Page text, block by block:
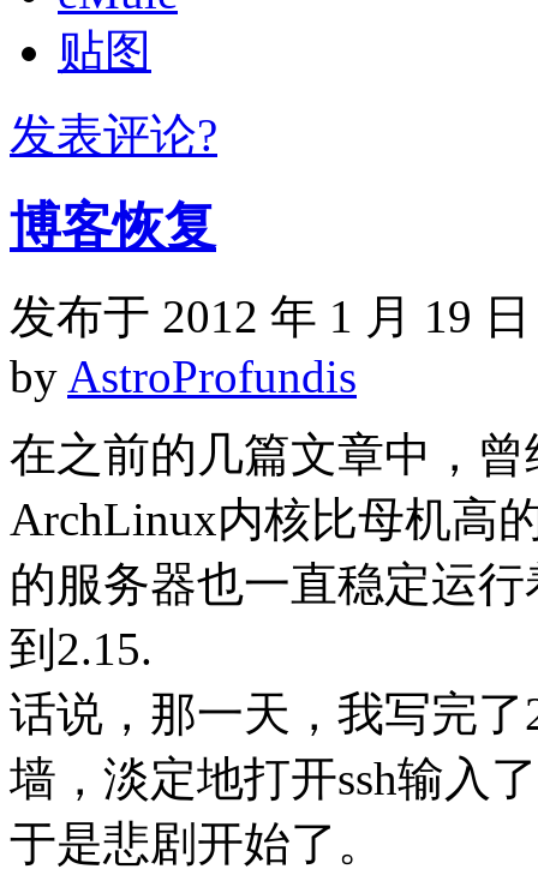
贴图
发表评论?
博客恢复
发布于 2012 年 1 月 19 日
by AstroProfundis
在之前的几篇文章中，
ArchLinux内核比母机高
的服务器也一直稳定运
到2.15.
话说，那一天，我写完
墙，淡定地打开ssh输入
于是悲剧开始了。